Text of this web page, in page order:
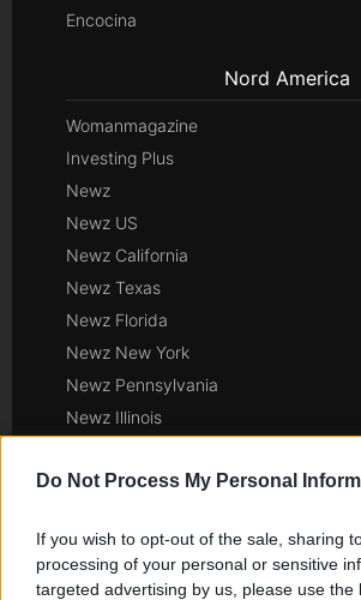
Do Not Process My Personal
If you wish to opt-out of the sale, sharing
processing of your personal or sensitive
targeted advertising by us, please use the
Encocina
Nord America
Womanmagazine
Investing Plus
Newz
Newz US
Newz California
Newz Texas
Newz Florida
Newz New York
Newz Pennsylvania
Newz Illinois
Gameland
Scoop Mag
Lgbtqia News